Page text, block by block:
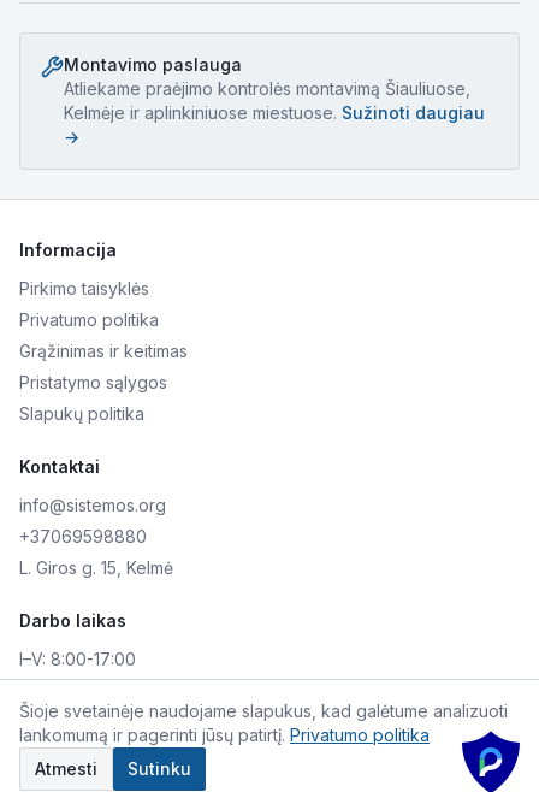
Montavimo paslauga
Atliekame praėjimo kontrolės montavimą Šiauliuose,
Kelmėje ir aplinkiniuose miestuose. Sužinoti daugiau
→
Informacija
Pirkimo taisyklės
Privatumo politika
Grąžinimas ir keitimas
Pristatymo sąlygos
Slapukų politika
Kontaktai
info@sistemos.org
+37069598880
L. Giros g. 15, Kelmė
Darbo laikas
I–V: 8:00-17:00
© 2026 Skaitmeninė AKIS. Visos teisės saugomos.
Šioje svetainėje naudojame slapukus, kad galėtume analizuoti
lankomumą ir pagerinti jūsų patirtį. Privatumo politika
Atmesti
Sutinku